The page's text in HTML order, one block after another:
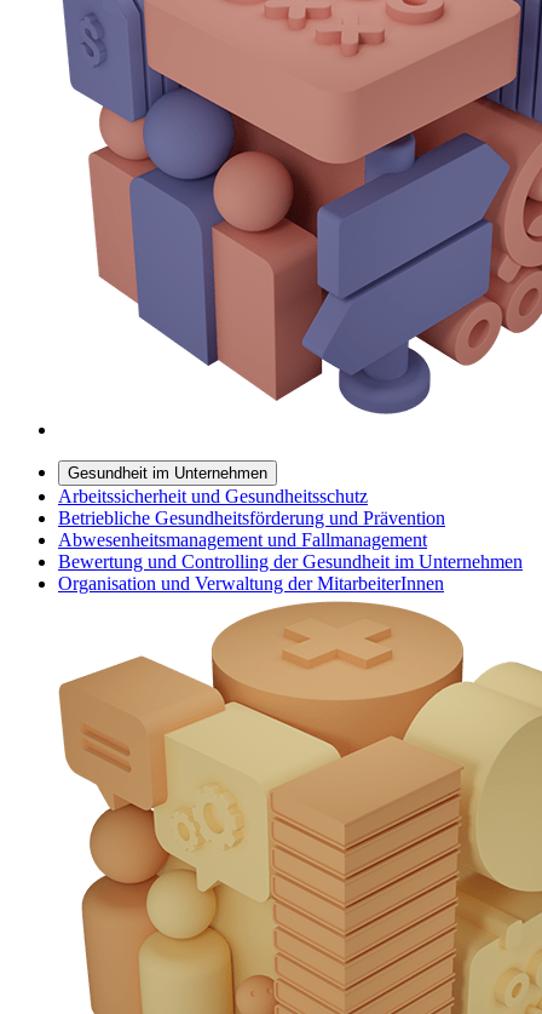
Gesundheit im Unternehmen
Arbeitssicherheit und Gesundheitsschutz
Betriebliche Gesundheitsförderung und Prävention
Abwesenheitsmanagement und Fallmanagement
Bewertung und Controlling der Gesundheit im Unternehmen
Organisation und Verwaltung der MitarbeiterInnen